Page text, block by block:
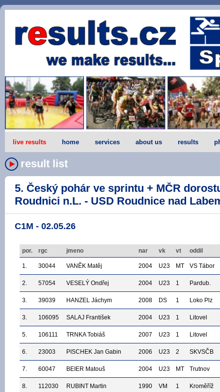
live results home services about us results
result list
5. Český pohár ve sprintu + MČR
Roudnici n.L. - USD Roudnice nad
C1M - 02.05.26
por. rgc jmeno nar vk vt oddil
1. 30044 VANĚK Matěj 2004 U23 MT VS Tábor
2. 57054 VESELÝ Ondřej 2004 U23 1 Pardub.
3. 39039 HANZEL Jáchym 2008 DS 1 Loko Plz
3. 106095 SALAJ František 2004 U23 1 Litovel
5. 106111 TRNKA Tobiáš 2007 U23 1 Litovel
6. 23003 PISCHEK Jan Gabin 2006 U23 2 SKVSČB
7. 60047 BEIER Matouš 2004 U23 MT Trutnov
8. 112030 RUBINT Martin 1990 VM 1 Kroměříž